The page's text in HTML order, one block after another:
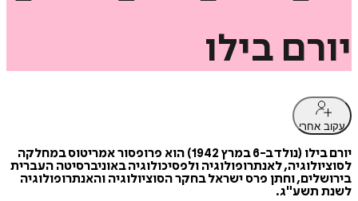
יורם בילו
עקוב אחרי
יורם בילו (נולד ב-6 במרץ 1942) הוא פרופסור אמריטוס במחלקה
לסוציולוגיה, לאנתרופולוגיה ולפסיכולוגיה באוניברסיטה העברית
בירושלים, וחתן פרס ישראל בחקר הסוציולוגיה והאנתרופולוגיה
לשנת תשע"ג.